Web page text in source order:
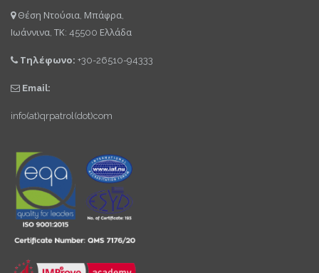
Θέση Ντούσια, Μπάφρα,
Ιωάννινα, ΤΚ: 45500 Ελλάδα
Τηλέφωνο: +30-26510-94333
Email:
info(at)qrpatrol(dot)com